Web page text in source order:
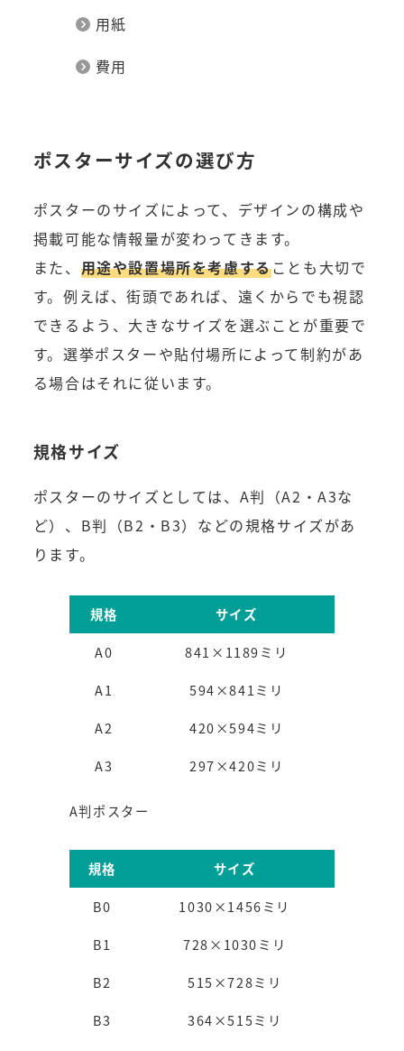
用紙
費用
ポスターサイズの選び方
ポスターのサイズによって、デザインの構成や
掲載可能な情報量が変わってきます。
また、 用途や設置場所を考慮することも大切で
す。例えば、街頭であれば、遠くからでも視認
できるよう、大きなサイズを選ぶことが重要で
す。選挙ポスターや貼付場所によって制約があ
る場合はそれに従います。
規格サイズ
ポスターのサイズとしては、A判（A2・A3な
ど）、B判（B2・B3）などの規格サイズがあ
ります。
規格
サイズ
A0
841×1189ミリ
A1
594×841ミリ
A2
420×594ミリ
A3
297×420ミリ
A判ポスター
規格
サイズ
B0
1030×1456ミリ
B1
728×1030ミリ
B2
515×728ミリ
B3
364×515ミリ